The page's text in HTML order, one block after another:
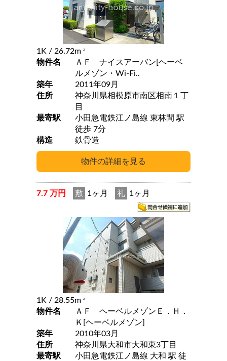
1K / 26.72m 2
物件名
ＡＦ ナイスアーバン[ヘーベ
ルメゾン・Wi-Fi..
築年
2011年09月
住所
神奈川県相模原市南区相南１丁
目
最寄駅
小田急電鉄江ノ島線 東林間 駅
徒歩 7分
構造
鉄骨造
7.7 万円 敷 1ヶ月 礼 1ヶ月
1K / 28.55m 2
物件名
ＡＦ ヘーベルメゾンＥ．Ｈ．
Ｋ[ヘーベルメゾン]
築年
2010年03月
住所
神奈川県大和市大和東3丁目
最寄駅
小田急電鉄江ノ島線 大和 駅 徒